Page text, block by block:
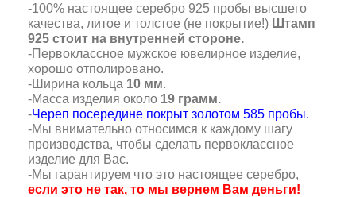
-100% настоящее серебро 925 пробы высшего
качества, литое и толстое (не покрытие!) Штамп
925 стоит на внутренней стороне.
-Первоклассное мужское ювелирное изделие,
хорошо отполировано.
-Ширина кольца 10 мм.
-Масса изделия около 19 грамм.
-Череп посередине покрыт золотом 585 пробы.
-Мы внимательно относимся к каждому шагу
производства, чтобы сделать первоклассное
изделие для Вас.
-Мы гарантируем что это настоящее серебро,
если это не так, то мы вернем Вам деньги!